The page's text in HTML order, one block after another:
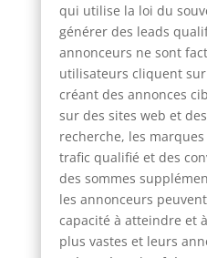
qui utilise la loi du
générer des leads
annonceurs ne sont
utilisateurs cliquent
créant des annonces
sur des sites web et
recherche, les
trafic qualifié et des
des sommes
les annonceurs
capacité à atteindre et
plus vastes et leurs